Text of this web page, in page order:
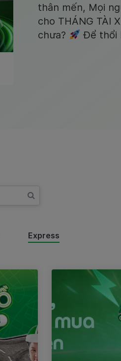
thân mến, Mọi
cho THÁNG TÀI
chưa?
Để thổi
Express